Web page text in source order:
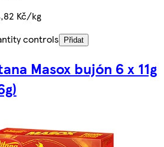
Kč/kg
controls
Přidat
Masox bujón 6 x 11g